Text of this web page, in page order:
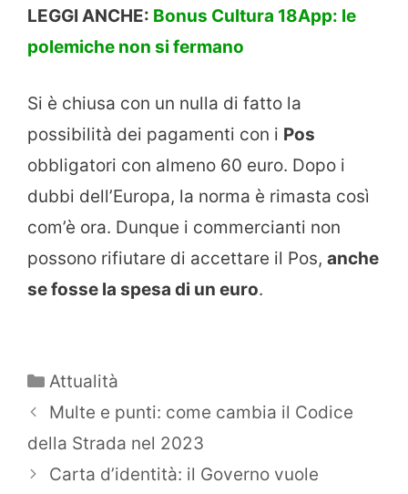
LEGGI ANCHE: Bonus Cultura 18App: le
polemiche non si fermano
Si è chiusa con un nulla di fatto la
possibilità dei pagamenti con i Pos
obbligatori con almeno 60 euro. Dopo i
dubbi dell’Europa, la norma è rimasta così
com’è ora. Dunque i commercianti non
possono rifiutare di accettare il Pos, anche
se fosse la spesa di un euro.
Categorie
Attualità
Multe e punti: come cambia il Codice
della Strada nel 2023
Carta d’identità: il Governo vuole